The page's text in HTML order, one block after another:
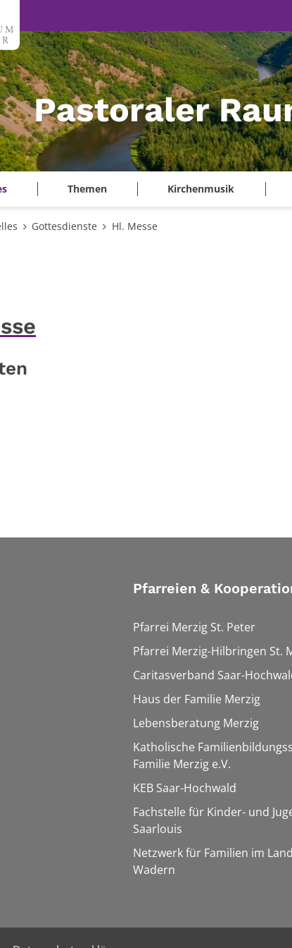
Pastoraler
Themen Kirchenmusik
Gottesdienste Hl. Messe
Pfarreien &
Pfarrei Merzig St. Peter
Pfarrei Merzig-Hilbringen St.
Caritasverband Saar-
Haus der Familie Merzig
Lebensberatung Merzig
Katholische
Familie Merzig e.V.
KEB Saar-Hochwald
Fachstelle für Kinder- und
Saarlouis
Netzwerk für Familien im
Wadern